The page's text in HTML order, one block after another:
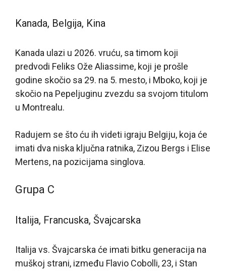
Kanada, Belgija, Kina
Kanada ulazi u 2026. vruću, sa timom koji
predvodi Feliks Ože Aliassime, koji je prošle
godine skočio sa 29. na 5. mesto, i Mboko, koji je
skočio na Pepeljuginu zvezdu sa svojom titulom
u Montrealu.
Radujem se što ću ih videti igraju Belgiju, koja će
imati dva niska ključna ratnika, Zizou Bergs i Elise
Mertens, na pozicijama singlova.
Grupa C
Italija, Francuska, Švajcarska
Italija vs. Švajcarska će imati bitku generacija na
muškoj strani, između Flavio Cobolli, 23, i Stan